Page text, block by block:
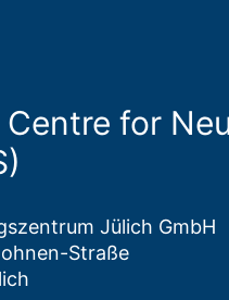
for
Jülich GmbH
Straße